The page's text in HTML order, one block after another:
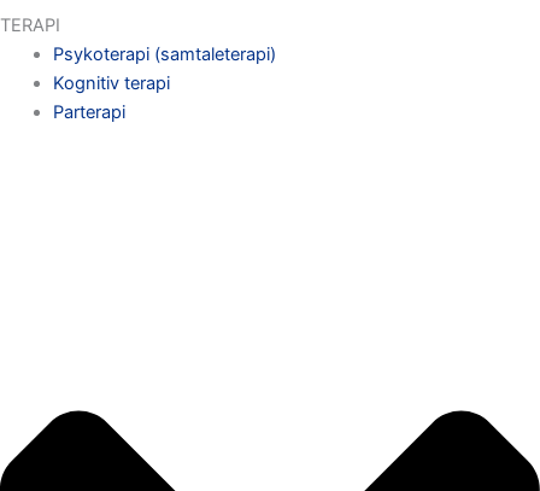
TERAPI
Psykoterapi (samtaleterapi)
Kognitiv terapi
Parterapi